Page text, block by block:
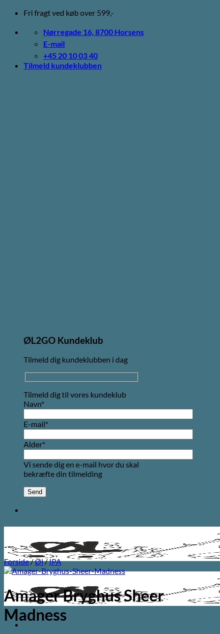
Fortsæt
indhold
Fri fragt ved køb over 599,-
Nørregade 16, 8700 Horsens
E-mail
+45 20 10 03 40
Tilmeld kundeklubben
ØL2GO Kundeklub
Tilmeld dig kundeklubben i dag
Tilmeld dig til vores kundeklub
Navn*
E-mail*
Alder*
Vi sende dig en e-mail hvor du skal
bekræfte din tilmelding
Forside/Øl/IPA
Amager Bryghus Sheer
Madness